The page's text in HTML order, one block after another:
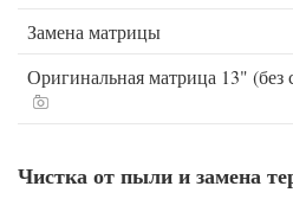
Замена матрицы
Оригинальная матрица 13" (без
Чистка от пыли и замена